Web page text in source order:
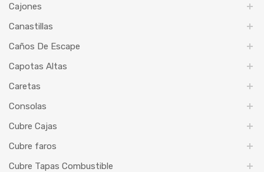
Cajones
Canastillas
Caños De Escape
Capotas Altas
Caretas
Consolas
Cubre Cajas
Cubre faros
Cubre Tapas Combustible